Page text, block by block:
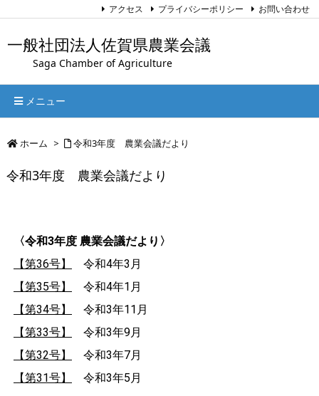
一般社団法人佐賀県農業会議
Saga Chamber of Agriculture
メニュー
アクセス プライバシーポリシー お問い合わせ
ホーム > 令和3年度 農業会議だより
令和3年度 農業会議だより
〈令和3年度 農業会議だより〉
【第36号】
令和4年3月
【第35号】
令和4年1月
【第34号】
令和3年11月
【第33号】
令和3年9月
【第32号】
令和3年7月
【第31号】
令和3年5月